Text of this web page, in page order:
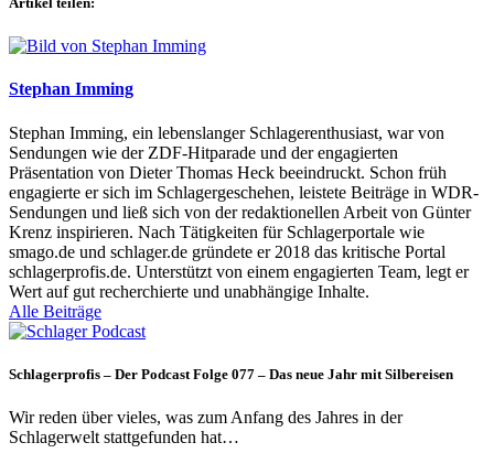
Stephan Imming
Stephan Imming, ein lebenslanger Schlagerenthusiast, war von
Sendungen wie der ZDF-Hitparade und der engagierten
Präsentation von Dieter Thomas Heck beeindruckt. Schon früh
engagierte er sich im Schlagergeschehen, leistete Beiträge in WDR-
Sendungen und ließ sich von der redaktionellen Arbeit von Günter
Krenz inspirieren. Nach Tätigkeiten für Schlagerportale wie
smago.de und schlager.de gründete er 2018 das kritische Portal
schlagerprofis.de. Unterstützt von einem engagierten Team, legt er
Wert auf gut recherchierte und unabhängige Inhalte.
Alle Beiträge
Schlagerprofis – Der Podcast Folge 077 – Das neue Jahr mit Silbereisen
Wir reden über vieles, was zum Anfang des Jahres in der
Schlagerwelt stattgefunden hat…